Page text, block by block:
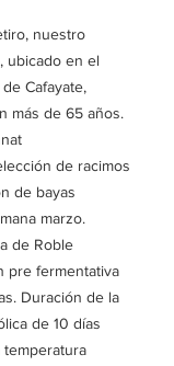
nuestro
ubicado en el
Cafayate,
más de 65 años.
de racimos
de bayas
marzo.
de Roble
pre fermentativa
Duración de la
de 10 días
temperatura